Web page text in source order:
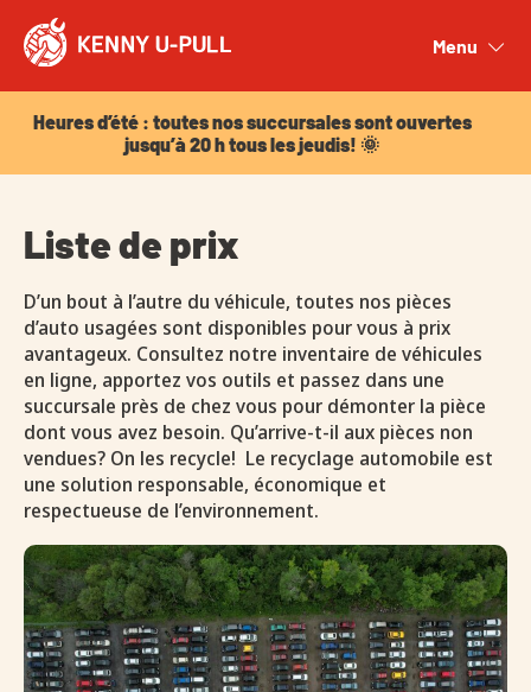
Menu
Heures d’été : toutes nos succursales sont ouvertes
jusqu’à 20 h tous les jeudis! 🌞
Liste de prix
D’un bout à l’autre du véhicule, toutes nos pièces
d’auto usagées sont disponibles pour vous à prix
avantageux. Consultez notre inventaire de véhicules
en ligne, apportez vos outils et passez dans une
succursale près de chez vous pour démonter la pièce
dont vous avez besoin. Qu’arrive-t-il aux pièces non
vendues? On les recycle! Le recyclage automobile est
une solution responsable, économique et
respectueuse de l’environnement.